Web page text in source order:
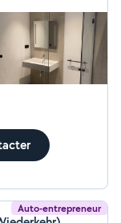
Auto-entrepreneur